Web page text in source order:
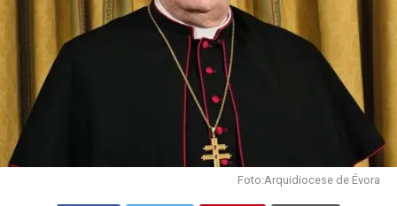
Foto:Arquidiocese de Évora